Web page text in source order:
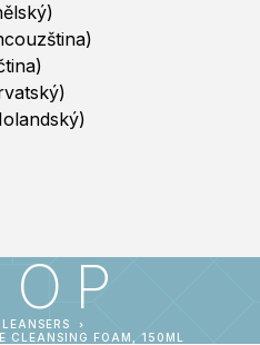
)
)
)
)
)
CLEANSING FOAM, 150ML